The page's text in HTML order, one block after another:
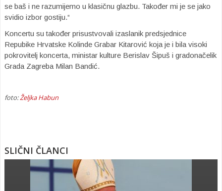
se baš i ne razumijemo u klasičnu glazbu. Također mi je se jako
svidio izbor gostiju.“
Koncertu su također prisustvovali izaslanik predsjednice
Repubike Hrvatske Kolinde Grabar Kitarović koja je i bila visoki
pokrovitelj koncerta, ministar kulture Berislav Šipuš i gradonačelik
Grada Zagreba Milan Bandić.
foto:Željka Habun
SLIČNI ČLANCI